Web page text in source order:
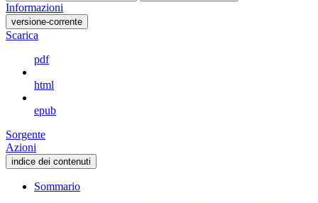
Informazioni
versione-corrente
Scarica
pdf
html
epub
Sorgente
Azioni
indice dei contenuti
Sommario